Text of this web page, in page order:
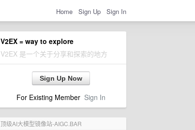
Home Sign Up Sign In
V2EX = way to explore
V2EX 是一个关于分享和探索的地方
Sign Up Now
For Existing Member Sign In
顶级AI大模型镜像站-AIGC.BAR